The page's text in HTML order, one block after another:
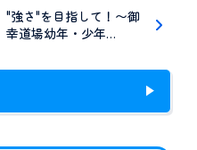
"強さ"を目指して！〜御
幸道場幼年・少年…